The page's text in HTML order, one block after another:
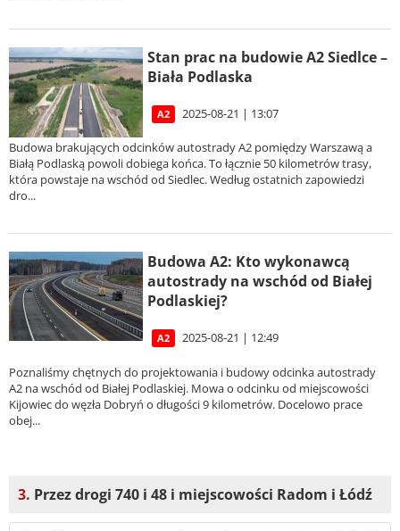
Stan prac na budowie A2 Siedlce –
Biała Podlaska
A2 2025-08-21 | 13:07
Budowa brakujących odcinków autostrady A2 pomiędzy Warszawą a
Białą Podlaską powoli dobiega końca. To łącznie 50 kilometrów trasy,
która powstaje na wschód od Siedlec. Według ostatnich zapowiedzi
dro...
Budowa A2: Kto wykonawcą
autostrady na wschód od Białej
Podlaskiej?
A2 2025-08-21 | 12:49
Poznaliśmy chętnych do projektowania i budowy odcinka autostrady
A2 na wschód od Białej Podlaskiej. Mowa o odcinku od miejscowości
Kijowiec do węzła Dobryń o długości 9 kilometrów. Docelowo prace
obej...
3. Przez drogi 740 i 48 i miejscowości Radom i Łódź